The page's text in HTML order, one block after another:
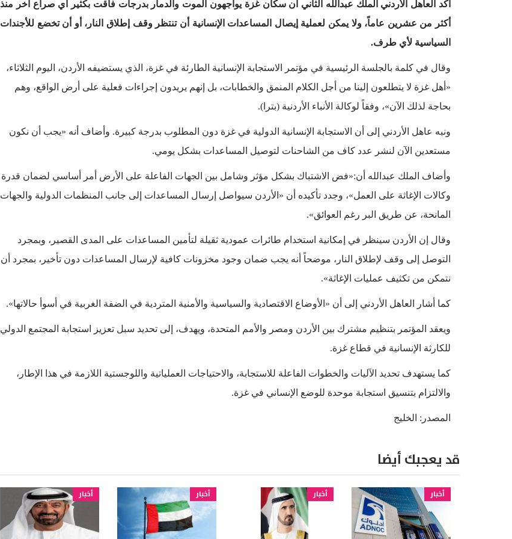
أكد العاهل الأردني الملك عبدالله الثاني أن سكان غزة يواجهون الموت والدمار بدرجات فاقت بكثير أي صراع آخر منذ
أكثر من عشرين عاماً، ولا يمكن لعملية إيصال المساعدات الإنسانية أن تنتظر وقف إطلاق النار، أو أن تخضع للأجندات
السياسية لأي طرف.
وقال في كلمة بالجلسة الرئيسية في مؤتمر الاستجابة الإنسانية الطارئة في غزة، الذي يستضيفه الأردن، اليوم الثلاثاء،
«أهل غزة لا يتطلعون إلينا من أجل الكلام المنمق والخطابات، بل إنهم يريدون إجراءات فعلية على أرض الواقع، وهم
بحاجة لذلك الآن»، وفقاً لوكالة الأنباء الأردنية (بترا).
ونبه عاهل الأردني إلى أن الاستجابة الإنسانية الدولية في غزة دون المطلوب بدرجة كبيرة. وأضاف أنه «يجب أن نكون
مستعدين الآن لنشر عدد كاف من الشاحنات لتوصيل المساعدات بشكل يومي.
وأضاف الملك عبدالله أن:«فض الاشتباك بشكل مؤثر وشامل بين الجهات الفاعلة على الأرض أمر أساسي لضمان قدرة
وكالات الإغاثة على العمل»، وجدد تأكيده أن «الأردن سيواصل إرسال المساعدات إلى جانب المنظمات الدولية والجهات
المانحة، عن طريق البر رغم العوائق».
وقال إن الأردن سينظر في إمكانية استخدام طائرات عمودية ثقيلة لتأمين المساعدات على المدى القصير، وبمجرد
التوصل إلى وقف لإطلاق النار، موضحاً أنه يجب ضمان وجود مخزونات كافية لإرسال المساعدات دون تأخير، بمجرد أن
نتمكن من تكثيف عمليات الإغاثة».
كما أشار العاهل الأردني إلى أن «الأوضاع الاقتصادية والسياسية والأمنية المتردية في الضفة الغربية في أسوأ حالاتها».
ويعقد المؤتمر بتنظيم مشترك بين الأردن ومصر والأمم المتحدة، ويهدف، إلى تحديد سبل تعزيز استجابة المجتمع الدولي
للكارثة الإنسانية في قطاع غزة.
كما يستهدف تحديد الآليات والخطوات الفاعلة للاستجابة، والاحتياجات العملياتية واللوجستية اللازمة في هذا الإطار،
والالتزام بتنسيق استجابة موحدة للوضع الإنساني في غزة.
المصدر: الخليج
قد يعجبك أيضا
أخبار أخبار أخبار أخبار